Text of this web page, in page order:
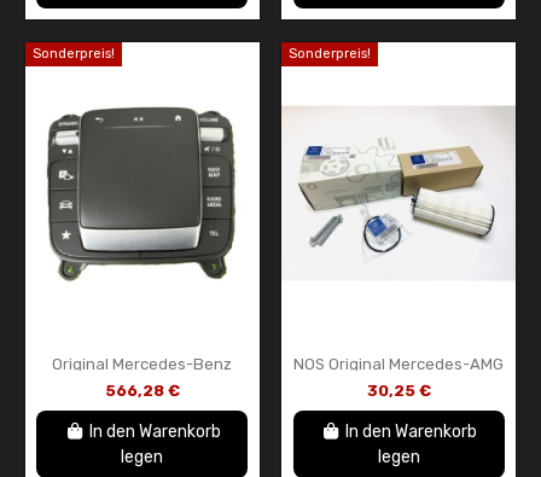
Sonderpreis!
Original Mercedes-Benz
Touchpad-Steuereinheit
A247900390364 –
Touchpad-Schalterblock...
566,28 €
In den Warenkorb
legen
Sonderpreis!
NOS Original Mercedes-AMG
M133 Motorölfilter –
A133180061005 – A45 AMG
CLA45 AMG GLA45 AMG
30,25 €
In den Warenkorb
legen